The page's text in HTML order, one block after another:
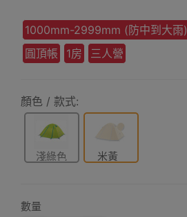
1000mm-2999mm (防中到大雨)
圓頂帳
1房 三人營
顏色 / 款式:
淺綠色 米黃
數量